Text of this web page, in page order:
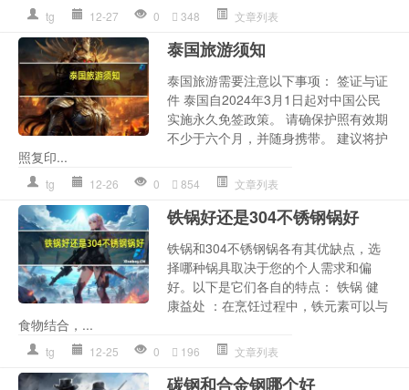
tg 12-27 0 348 文章列表
泰国旅游须知
泰国旅游需要注意以下事项： 签证与证
件 泰国自2024年3月1日起对中国公民
实施永久免签政策。 请确保护照有效期
不少于六个月，并随身携带。 建议将护
照复印...
tg 12-26 0 854 文章列表
铁锅好还是304不锈钢锅好
铁锅和304不锈钢锅各有其优缺点，选
择哪种锅具取决于您的个人需求和偏
好。以下是它们各自的特点： 铁锅 健
康益处 ：在烹饪过程中，铁元素可以与
食物结合，...
tg 12-25 0 196 文章列表
碳钢和合金钢哪个好